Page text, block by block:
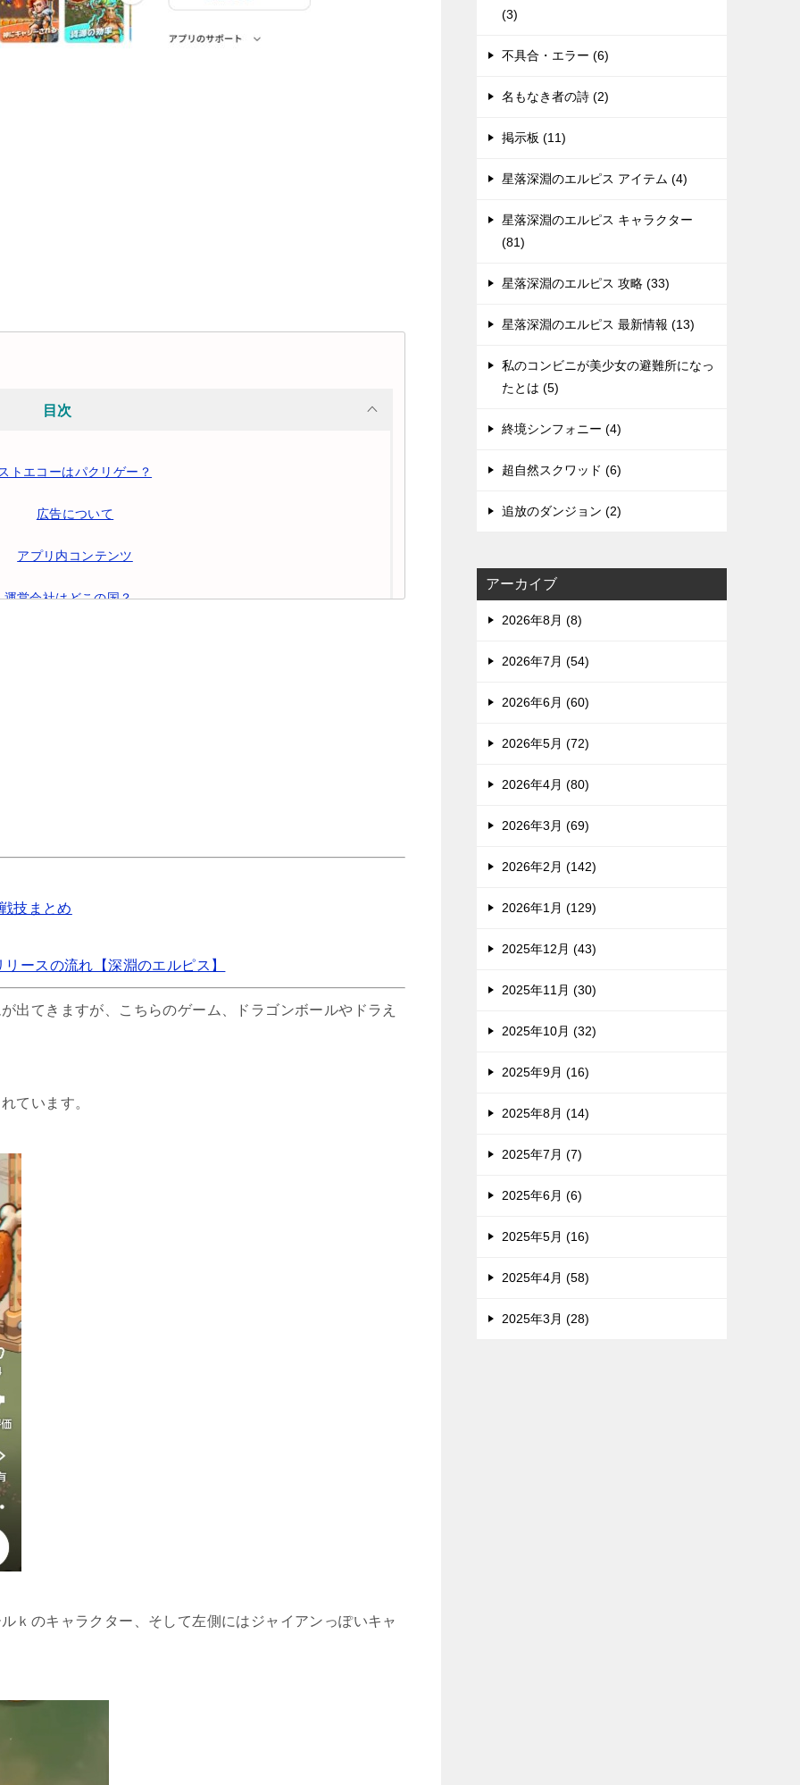
目次
トエコーはパクリゲー？
広告について
アプリ内コンテンツ
運営会社はどこの国？
関連記事
刃のパクリゲーがやばい？会社の国を調査すると…
ンはポケモンのパクリ？画像検証してみると…
は危険？呪術廻戦のパクリゲーの企業はどこの国か
技まとめ️
ースの流れ【深淵のエルピス】
出てきますが、こちらのゲーム、ドラゴンボールやドラえ
ています。
ｋのキャラクター、そして左側にはジャイアンっぽいキャ
(3)
不具合・エラー (6)
名もなき者の詩 (2)
掲示板 (11)
星落深淵のエルピス アイテム (4)
星落深淵のエルピス キャラクター
(81)
星落深淵のエルピス 攻略 (33)
星落深淵のエルピス 最新情報 (13)
私のコンビニが美少女の避難所になっ
たとは (5)
終境シンフォニー (4)
超自然スクワッド (6)
追放のダンジョン (2)
アーカイブ
2026年8月 (8)
2026年7月 (54)
2026年6月 (60)
2026年5月 (72)
2026年4月 (80)
2026年3月 (69)
2026年2月 (142)
2026年1月 (129)
2025年12月 (43)
2025年11月 (30)
2025年10月 (32)
2025年9月 (16)
2025年8月 (14)
2025年7月 (7)
2025年6月 (6)
2025年5月 (16)
2025年4月 (58)
2025年3月 (28)